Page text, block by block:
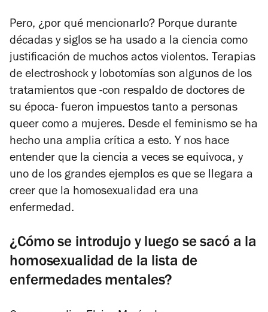
Pero, ¿por qué mencionarlo? Porque durante
décadas y siglos se ha usado a la ciencia como
justificación de muchos actos violentos. Terapias
de electroshock y lobotomías son algunos de los
tratamientos que -con respaldo de doctores de
su época- fueron impuestos tanto a personas
queer como a mujeres. Desde el feminismo se ha
hecho una amplia crítica a esto. Y nos hace
entender que la ciencia a veces se equivoca, y
uno de los grandes ejemplos es que se llegara a
creer que la homosexualidad era una
enfermedad.
¿Cómo se introdujo y luego se sacó a la
homosexualidad de la lista de
enfermedades mentales?